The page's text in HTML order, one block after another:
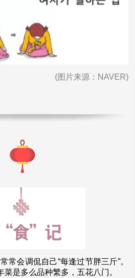
(图片来源：NAVER)
会调侃自己“每逢过节胖三斤”。
是多么品种繁多，五花八门。